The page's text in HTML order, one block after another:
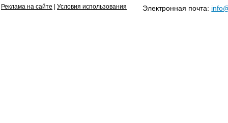
Реклама на сайте Условия использования
Электронная почта: